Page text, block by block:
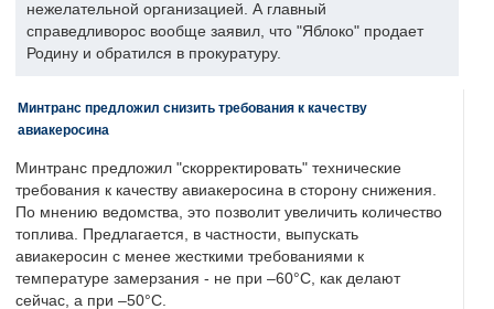
нежелательной организацией. А главный
справедливорос вообще заявил, что "Яблоко" продает
Родину и обратился в прокуратуру.
Минтранс предложил снизить требования к качеству
авиакеросина
Минтранс предложил "скорректировать" технические
требования к качеству авиакеросина в сторону снижения.
По мнению ведомства, это позволит увеличить количество
топлива. Предлагается, в частности, выпускать
авиакеросин с менее жесткими требованиями к
температуре замерзания - не при –60°C, как делают
сейчас, а при –50°C.